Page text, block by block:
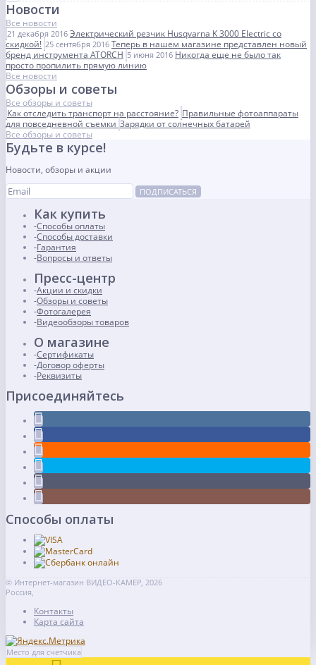
Новости
Все новости
21 декабря 2016 Электрический резчик Husqvarna K 3000 Electric со
скидкой! 25 сентября 2016 Теперь в нашем магазине представлен новый
бренд инструмента ATORCH 5 июня 2016 Никогда еще не было так
просто пропилить прямую линию
Все новости
Обзоры и советы
Все обзоры и советы
Как отследить транспорт на расстояние? Правильные фотоаппараты
для повседневной съемки Зарядки от солнечных батарей
Все обзоры и советы
Будьте в курсе!
Новости, обзоры и акции
ПОДПИСАТЬСЯ
Как купить
Способы оплаты
Способы доставки
Гарантия
Вопросы и ответы
Пресс-центр
Акции и скидки
Обзоры и советы
Фотогалерея
Видеообзоры товаров
О магазине
Сертификаты
Договор оферты
Реквизиты
Присоединяйтесь
Способы оплаты
© Интернет-магазин ВИДЕО-КАМЕР, 2026
Россия,
Контакты
Карта сайта
Место для счетчика